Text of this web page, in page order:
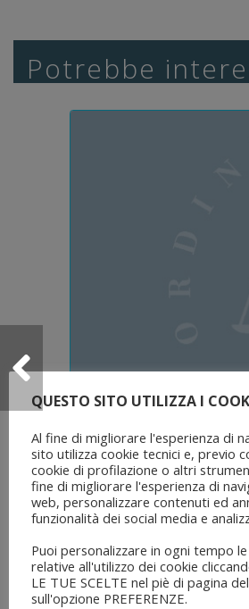
Potrebbe
5 Agosto 2026
Legge 28 Luglio
QUESTO SITO UTILIZZA I
Al fine di migliorare l'esperienza di
sito utilizza cookie tecnici e, previo
cookie di profilazione o altri
fine di migliorare l'esperienza di
web, personalizzare contenuti ed
funzionalità dei social media e
Puoi personalizzare in ogni tempo
relative all'utilizzo dei cookie
LE TUE SCELTE nel piè di pagina
sull'opzione PREFERENZE.